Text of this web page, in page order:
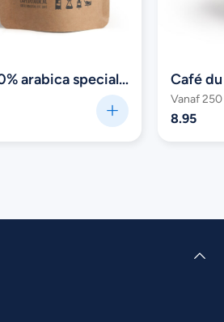
Café du Jour 100% arabica specialiteit Cerrado
Vanaf
8.95